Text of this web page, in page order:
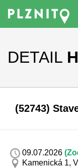
DETAIL
(52743)
09.07.2026
Kamenická 1,